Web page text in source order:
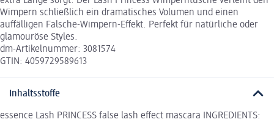
Wimpern schließlich ein dramatisches Volumen und einen
auffälligen Falsche-Wimpern-Effekt. Perfekt für natürliche oder
glamouröse Styles.
dm-Artikelnummer: 3081574
GTIN: 4059729589613
Inhaltsstoffe
essence Lash PRINCESS false lash effect mascara INGREDIENTS: